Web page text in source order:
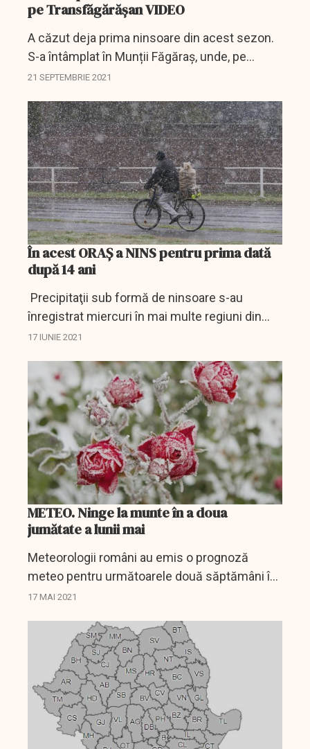
pe Transfăgărășan VIDEO
A căzut deja prima ninsoare din acest sezon.
S-a întâmplat în Munții Făgăraș, unde, pe
Transfăgărășan s-a așternut, marți, un strat
21 SEPTEMBRIE 2021
În acest ORAȘ a NINS pentru prima dată
după 14 ani
Precipitaţii sub formă de ninsoare s-au
înregistrat miercuri în mai multe regiuni din
Argentina, printre care şi în oraşul Cordoba,
pentru prima...
17 IUNIE 2021
METEO. Ninge la munte în a doua
jumătate a lunii mai
Meteorologii români au emis o prognoză
meteo pentru următoarele două săptămâni în
care detaliază cum va fi vremea pe fiecare
informații ale...
17 MAI 2021